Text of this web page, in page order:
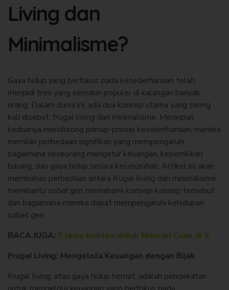
Living dan
Minimalisme?
Gaya hidup yang berfokus pada kesederhanaan telah
menjadi tren yang semakin populer di kalangan banyak
orang. Dalam dunia ini, ada dua konsep utama yang sering
kali disebut: frugal living dan minimalisme. Meskipun
keduanya mendorong prinsip-prinsip kesederhanaan, mereka
memiliki perbedaan signifikan yang mempengaruhi
bagaimana seseorang mengatur keuangan, kepemilikan
barang, dan gaya hidup secara keseluruhan. Artikel ini akan
membahas perbedaan antara frugal living dan minimalisme,
membantu sobat gen memahami konsep-konsep tersebut
dan bagaimana mereka dapat mempengaruhi kehidupan
sobat gen.
BACA JUGA: 3 Jenis Konten untuk Mencari Cuan di X
Frugal Living: Mengelola Keuangan dengan Bijak
Frugal living, atau gaya hidup hemat, adalah pendekatan